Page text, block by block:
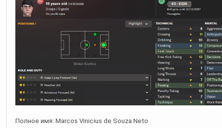
Полное имя: Marcos Vinicius de Souza Neto